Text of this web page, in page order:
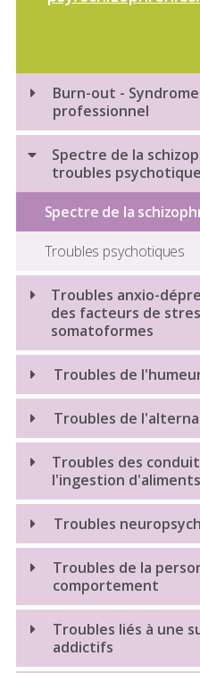
Burn-out -
professionnel
Spectre de la
troubles
Spectre de la
Troubles psychotiques
Troubles anxio-
des facteurs de
somatoformes
Anxiété - Phobies
Dépression
État de stress post-
Troubles obsessionnels
Troubles de
Troubles bipolaires
Troubles
Troubles de
Troubles du sommeil -
Troubles du rythme
Troubles des
l'ingestion d'aliments
Anorexie mentale /
Hyperphagie (binge-eating)
Troubles
Démence
Dépression du sujet âgé
Troubles de la mémoire
Troubles de la
comportement
Troubles liés à une
addictifs